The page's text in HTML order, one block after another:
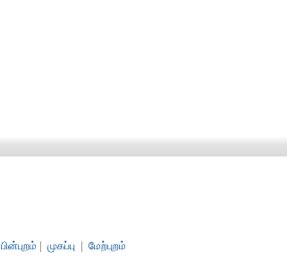
பின்புறம் முகப்பு மேற்புறம்